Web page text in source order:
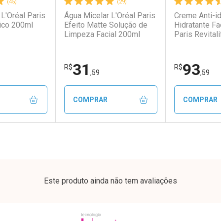
Ativar Desconto Ativar
(45)
Paris
200ml
(29)
Água Micelar L'Oréal Paris
Efeito Matte Solução de
Limpeza Facial 200ml
R$31 ,59
COMPRAR
Creme Anti-
Hidratante
Paris
R$93,59
COMPRAR
Este produto ainda não tem avaliações